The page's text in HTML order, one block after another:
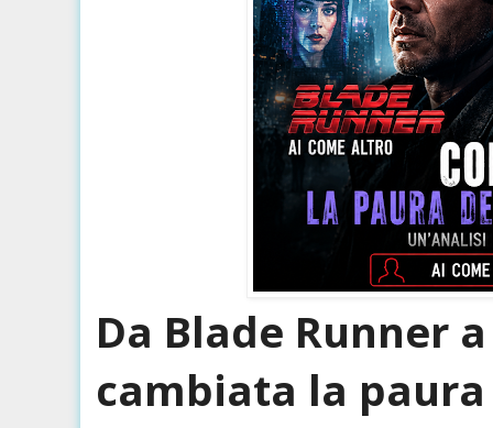
Da Blade Runner
cambiata la